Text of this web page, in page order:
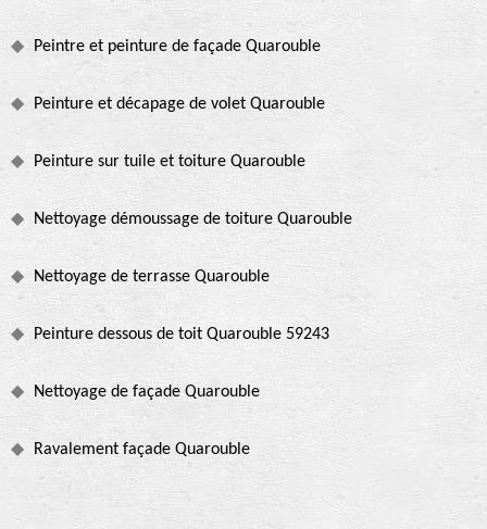
Peintre et peinture de façade Quarouble
Peinture et décapage de volet Quarouble
Peinture sur tuile et toiture Quarouble
Nettoyage démoussage de toiture Quarouble
Nettoyage de terrasse Quarouble
Peinture dessous de toit Quarouble 59243
Nettoyage de façade Quarouble
Ravalement façade Quarouble